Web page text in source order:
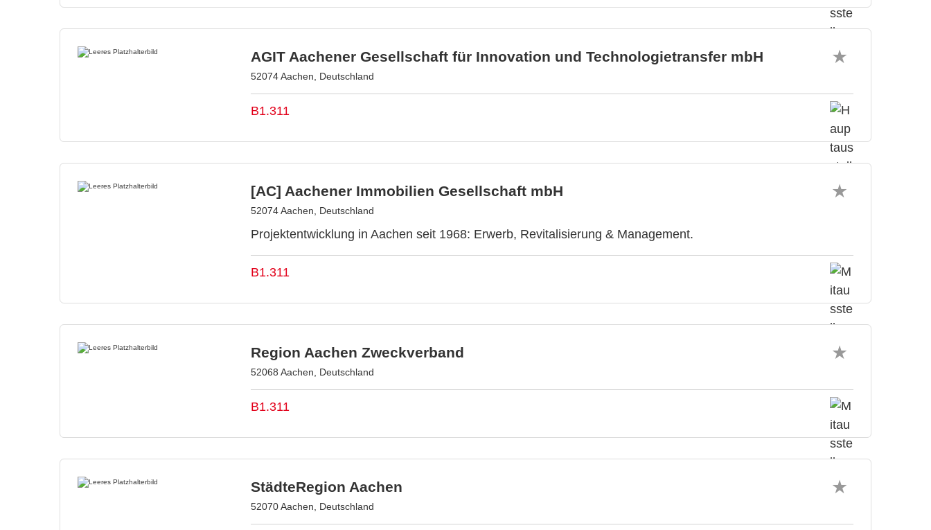
AGIT Aachener Gesellschaft für Innovation und Technologietransfer mbH
52074 Aachen, Deutschland
B1.311
[AC] Aachener Immobilien Gesellschaft mbH
52074 Aachen, Deutschland
Projektentwicklung in Aachen seit 1968: Erwerb, Revitalisierung & Management.
B1.311
Region Aachen Zweckverband
52068 Aachen, Deutschland
B1.311
StädteRegion Aachen
52070 Aachen, Deutschland